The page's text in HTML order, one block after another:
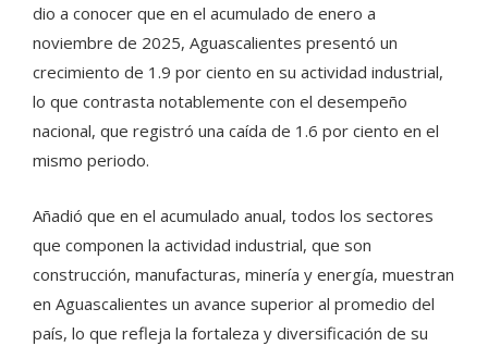
dio a conocer que en el acumulado de enero a
noviembre de 2025, Aguascalientes presentó un
crecimiento de 1.9 por ciento en su actividad industrial,
lo que contrasta notablemente con el desempeño
nacional, que registró una caída de 1.6 por ciento en el
mismo periodo.
Añadió que en el acumulado anual, todos los sectores
que componen la actividad industrial, que son
construcción, manufacturas, minería y energía, muestran
en Aguascalientes un avance superior al promedio del
país, lo que refleja la fortaleza y diversificación de su